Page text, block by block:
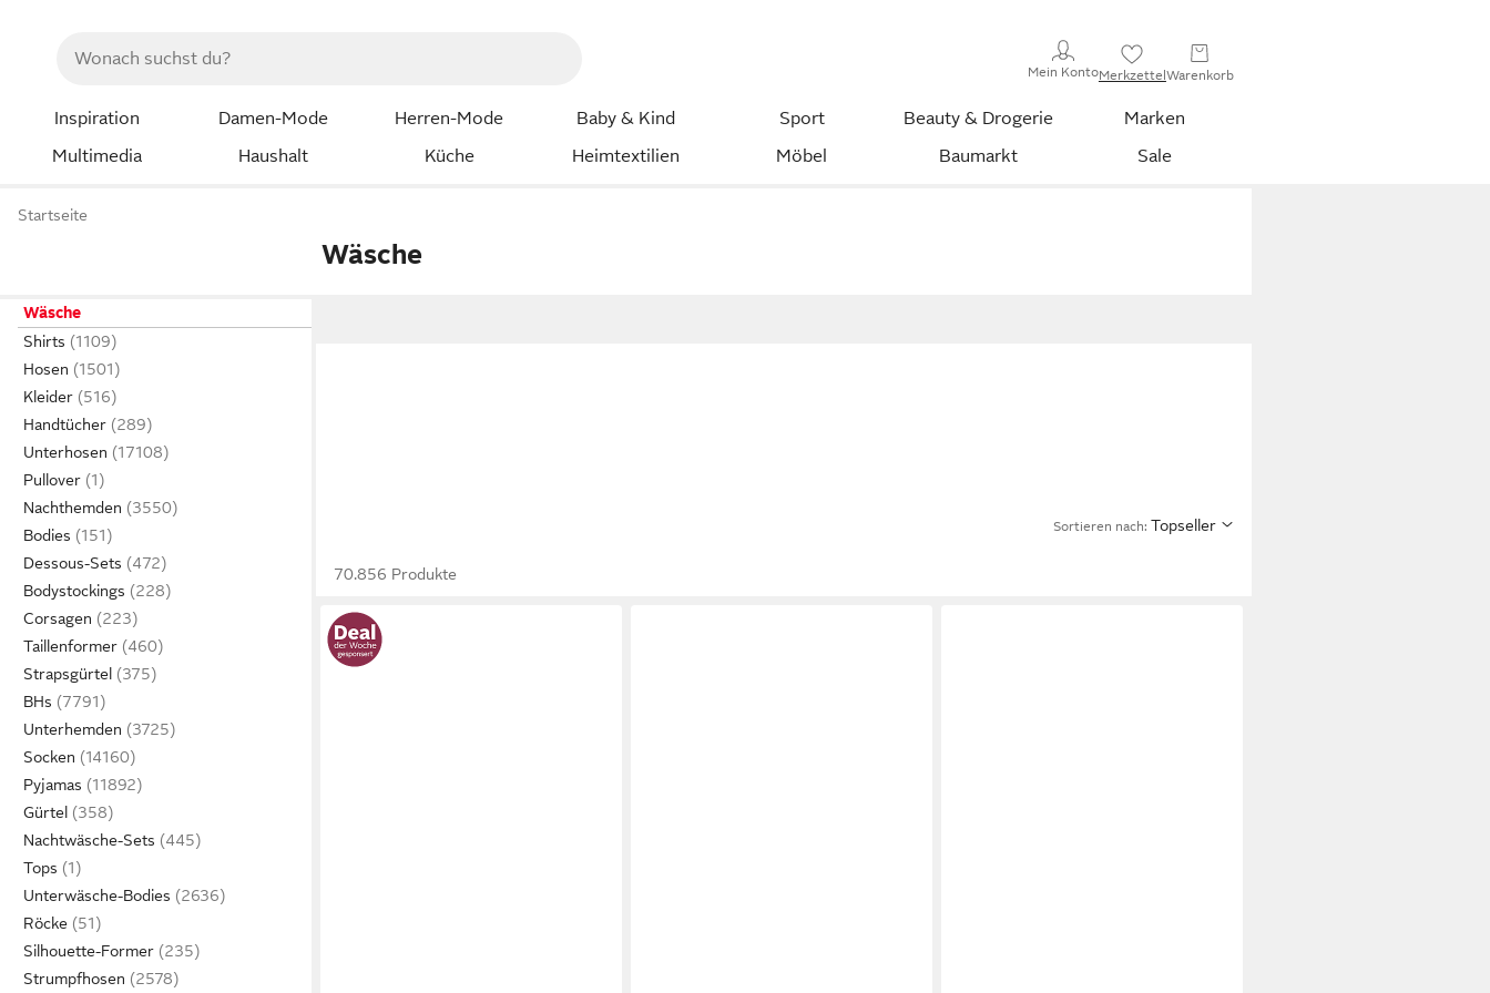
Mein KontoMerkzettelWarenkorb
Inspiration Damen-Mode Herren-Mode Baby & Kind Sport Beauty & Drogerie
Marken
Multimedia
Haushalt Küche Heimtextilien Möbel Baumarkt Sale
Startseite
Wäsche
Wäsche
Shirts
Hosen
Kleider
Handtücher
Unterhosen
Pullover
Nachthemden
Bodies
Dessous-Sets
Bodystockings
Corsagen
Taillenformer
Strapsgürtel
BHs
Unterhemden
Socken
Pyjamas
Gürtel
Nachtwäsche-Sets
Tops
Unterwäsche-Bodies
Röcke
Silhouette-Former
Strumpfhosen
Sortieren nach: Topseller
70.856 Produkte